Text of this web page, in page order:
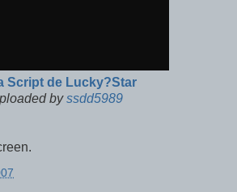
Script de Lucky?Star
byssdd5989